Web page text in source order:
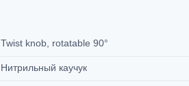
Twist knob, rotatable 90°
Нитрильный каучук